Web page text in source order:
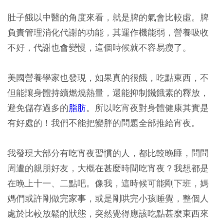
肚子餓以中醫的角度來看，就是脾的氣會比較虛。脾
負責管理消化代謝的功能，其運作機能弱，營養吸收
不好，代謝也會變慢，這個時候就不容易瘦了。
美國營養學家也發現，如果真的很餓，吃點東西，不
但能讓身體持續燃燒熱量，還能抑制饑餓素的釋放，
避免儲存過多的脂肪。所以吃宵夜對身體健康其實是
有好處的！我們不能把變胖的問題全部推給宵夜。
我發現大部分有吃宵夜習慣的人，都比較晚睡，問問
周遭的親朋好友，大概在甚麼時間吃宵夜？我想都是
在晚上十一、二點吧。像我，這時候可能剛下班，媽
媽們或許剛做完家事，或是剛哄完小孩睡覺，整個人
處於比較放鬆的狀態，突然覺得應該吃點甚麼東西來